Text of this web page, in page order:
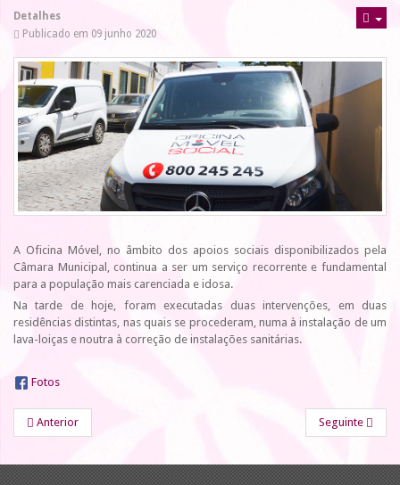
Detalhes
Publicado em 09 junho 2020
A Oficina Móvel, no âmbito dos apoios sociais disponibilizados pela
Câmara Municipal, continua a ser um serviço recorrente e fundamental
para a população mais carenciada e idosa.
Na tarde de hoje, foram executadas duas intervenções, em duas
residências distintas, nas quais se procederam, numa à instalação de um
lava-loiças e noutra à correção de instalações sanitárias.
Fotos
Anterior Seguinte